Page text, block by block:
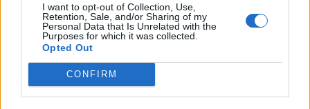
I want to opt-out of Collection, Use,
Retention, Sale, and/or Sharing of my
Personal Data that Is Unrelated with the
Purposes for which it was collected.
Opted Out
CONFIRM